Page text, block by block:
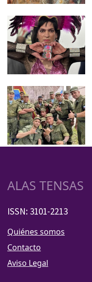
ALAS TENSAS
ISSN: 3101-2213
Quiénes somos
Contacto
Aviso Legal